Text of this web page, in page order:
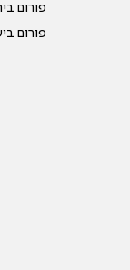
פורום
פורום